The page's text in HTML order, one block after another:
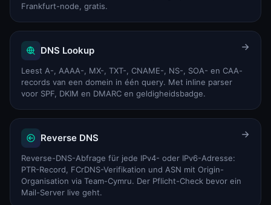
Frankfurt-node, gratis.
DNS Lookup
Leest A-, AAAA-, MX-, TXT-, CNAME-, NS-, SOA- en CAA-
records van een domein in één query. Met inline parser
voor SPF, DKIM en DMARC en geldigheidsbadge.
Reverse DNS
Reverse-DNS-Abfrage für jede IPv4- oder IPv6-Adresse:
PTR-Record, FCrDNS-Verifikation und ASN mit Origin-
Organisation via Team-Cymru. Der Pflicht-Check bevor ein
Mail-Server live geht.